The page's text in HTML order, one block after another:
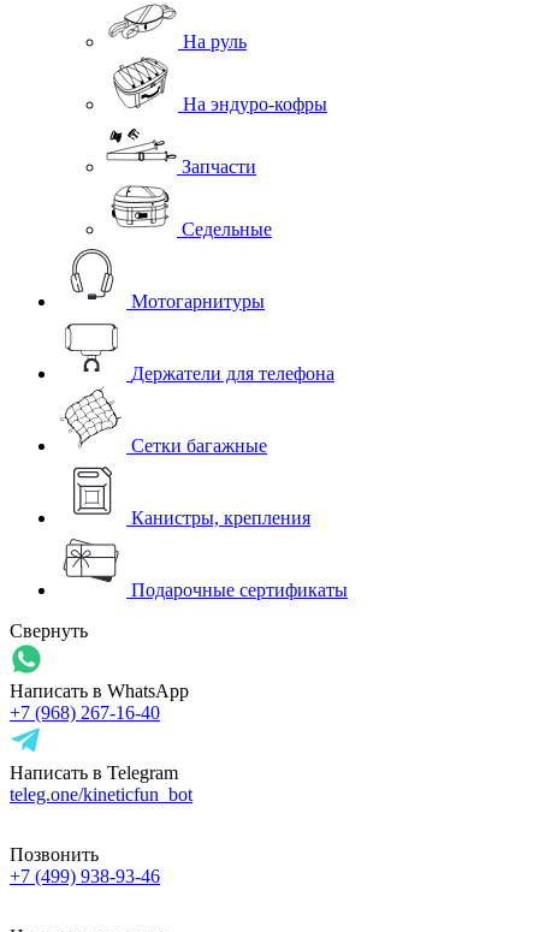
На руль
На эндуро-кофры
Запчасти
Седельные
Мотогарнитуры
Держатели для телефона
Сетки багажные
Канистры, крепления
Подарочные сертификаты
Свернуть
Написать в WhatsApp
+7 (968) 267-16-40
Написать в Telegram
teleg.one/kineticfun_bot
Позвонить
+7 (499) 938-93-46